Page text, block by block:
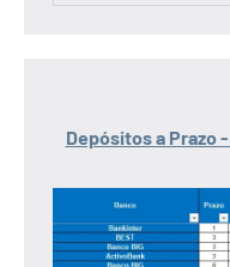
Depósitos a Prazo